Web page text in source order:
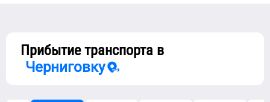
Прибытие транспорта в
Черниговку